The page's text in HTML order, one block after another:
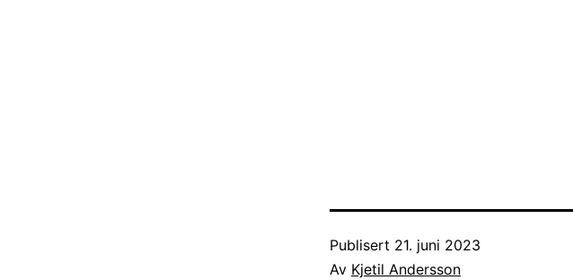
Publisert 21. juni 2023
Av Kjetil Andersson